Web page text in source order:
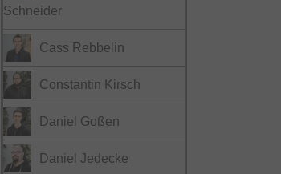
Schneider
Cass Rebbelin
Constantin Kirsch
Daniel Goßen
Daniel Jedecke